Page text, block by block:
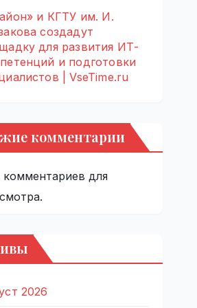
и КГТУ им. И.
создадут
для развития ИТ-
и подготовки
| VseTime.ru
комментарии
комментариев для
2026